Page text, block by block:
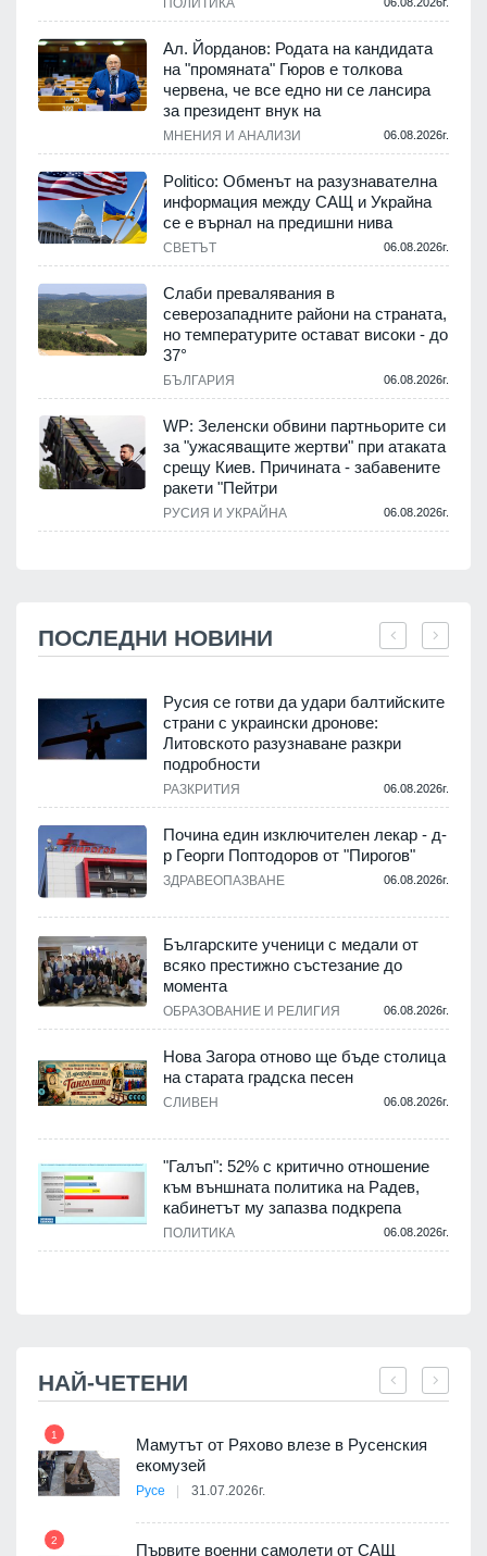
Ал. Йорданов: Родата на кандидата
на "промяната" Гюров е толкова
червена, че все едно ни се лансира
за президент внук на
МНЕНИЯ И АНАЛИЗИ 06.08.2026г.
Politico: Обменът на разузнавателна
информация между САЩ и Украйна
се е върнал на предишни нива
СВЕТЪТ 06.08.2026г.
Слаби превалявания в
северозападните райони на страната,
но температурите остават високи - до
37°
БЪЛГАРИЯ 06.08.2026г.
WP: Зеленски обвини партньорите си
за "ужасяващите жертви" при атаката
срещу Киев. Причината - забавените
ракети "Пейтри
РУСИЯ И УКРАЙНА 06.08.2026г.
ПОСЛЕДНИ НОВИНИ
Русия се готви да удари балтийските
страни с украински дронове:
Литовското разузнаване разкри
подробности
РАЗКРИТИЯ 06.08.2026г.
Почина един изключителен лекар - д-
р Георги Поптодоров от "Пирогов"
ЗДРАВЕОПАЗВАНЕ 06.08.2026г.
Българските ученици с медали от
всяко престижно състезание до
момента
ОБРАЗОВАНИЕ И РЕЛИГИЯ 06.08.2026г.
Нова Загора отново ще бъде столица
на старата градска песен
СЛИВЕН 06.08.2026г.
"Галъп": 52% с критично отношение
към външната политика на Радев,
кабинетът му запазва подкрепа
ПОЛИТИКА 06.08.2026г.
НАЙ-ЧЕТЕНИ
1
Мамутът от Ряхово влезе в Русенския
екомузей
Русе 31.07.2026г.
2
Първите военни самолети от САЩ